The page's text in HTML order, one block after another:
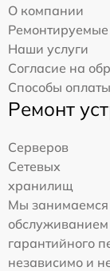
О компании
Наши услуги
Согласие на
Способы оплаты
Ремонт
Серверов
Сетевых
хранилищ
Мы занимаемся
обслуживанием
гарантийного
независимо и